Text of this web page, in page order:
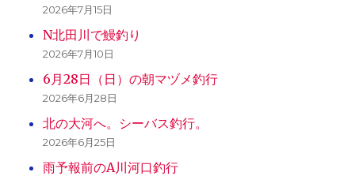
2026年7月15日
N北田川で鰻釣り
2026年7月10日
6月28日（日）の朝マヅメ釣行
2026年6月28日
北の大河へ。シーバス釣行。
2026年6月25日
雨予報前のA川河口釣行